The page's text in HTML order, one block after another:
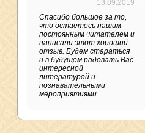
13.09.2019
Спасибо большое за то,
что остаетесь нашим
постоянным читателем и
написали этот хороший
отзыв. Будем стараться
и в будущем радовать Вас
интересной
литературой и
познавательными
мероприятиями.